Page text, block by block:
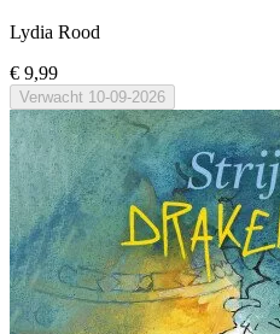
Lydia Rood
€ 9,99
Verwacht 10-09-2026